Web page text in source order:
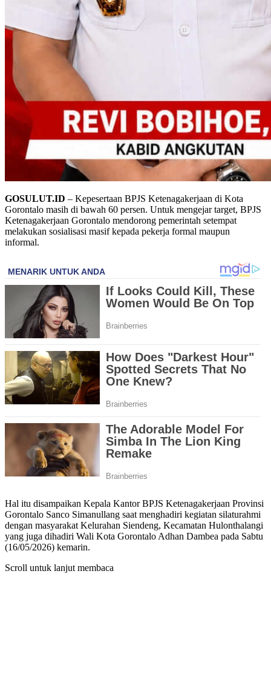
GOSULUT.ID – Kepesertaan BPJS Ketenagakerjaan di Kota
Gorontalo masih di bawah 60 persen. Untuk mengejar target, BPJS
Ketenagakerjaan Gorontalo mendorong pemerintah setempat
melakukan sosialisasi masif kepada pekerja formal maupun
informal.
Hal itu disampaikan Kepala Kantor BPJS Ketenagakerjaan Provinsi
Gorontalo Sanco Simanullang saat menghadiri kegiatan silaturahmi
dengan masyarakat Kelurahan Siendeng, Kecamatan Hulonthalangi
yang juga dihadiri Wali Kota Gorontalo Adhan Dambea pada Sabtu
(16/05/2026) kemarin.
Scroll untuk lanjut membaca